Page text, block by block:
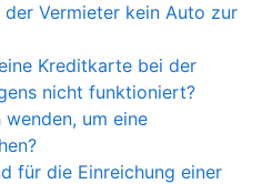
Vermieter kein Auto zur
Kreditkarte bei der
nicht funktioniert?
um eine
für die Einreichung einer